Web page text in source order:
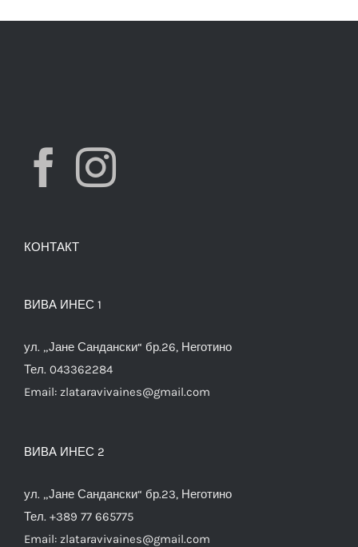
КОНТАКТ
ВИВА ИНЕС 1
ул. „Јане Сандански“ бр.26, Неготино
Тел. 043362284
Email: zlataravivaines@gmail.com
ВИВА ИНЕС 2
ул. „Јане Сандански“ бр.23, Неготино
Тел. +389 77 665775
Email: zlataravivaines@gmail.com